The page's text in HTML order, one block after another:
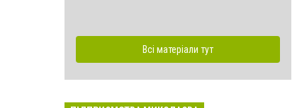
Всі матеріали тут